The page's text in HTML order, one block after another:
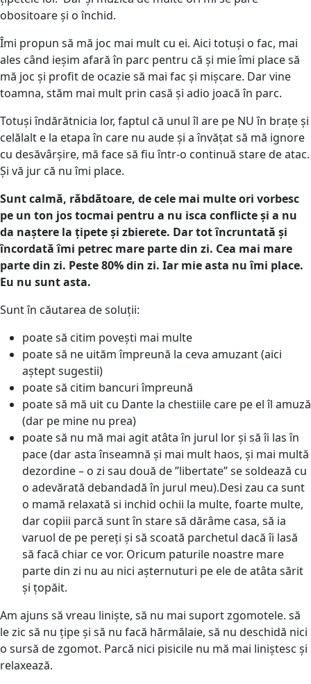
obositoare și o închid.
Îmi propun să mă joc mai mult cu ei. Aici totuși o fac, mai
ales când ieșim afară în parc pentru că și mie îmi place să
mă joc și profit de ocazie să mai fac și mișcare. Dar vine
toamna, stăm mai mult prin casă și adio joacă în parc.
Totuși îndărătnicia lor, faptul că unul îl are pe NU în brațe și
celălalt e la etapa în care nu aude și a învățat să mă ignore
cu desăvârșire, mă face să fiu într-o continuă stare de atac.
Și vă jur că nu îmi place.
Sunt calmă, răbdătoare, de cele mai multe ori vorbesc
pe un ton jos tocmai pentru a nu isca conflicte și a nu
da naștere la țipete și zbierete. Dar tot încruntată și
încordată îmi petrec mare parte din zi. Cea mai mare
parte din zi. Peste 80% din zi. Iar mie asta nu îmi place.
Eu nu sunt asta.
Sunt în căutarea de soluții:
poate să citim povești mai multe
poate să ne uităm împreună la ceva amuzant (aici
aștept sugestii)
poate să citim bancuri împreună
poate să mă uit cu Dante la chestiile care pe el îl amuză
(dar pe mine nu prea)
poate să nu mă mai agit atâta în jurul lor și să îi las în
pace (dar asta înseamnă și mai mult haos, și mai multă
dezordine – o zi sau două de ”libertate” se soldează cu
o adevărată debandadă în jurul meu).Desi zau ca sunt
o mamă relaxată si inchid ochii la multe, foarte multe,
dar copiii parcă sunt în stare să dărâme casa, să ia
varuol de pe pereți și să scoată parchetul dacă îi lasă
să facă chiar ce vor. Oricum paturile noastre mare
parte din zi nu au nici așternuturi pe ele de atâta sărit
și țopăit.
Am ajuns să vreau liniște, să nu mai suport zgomotele. să
le zic să nu țipe și să nu facă hărmălaie, să nu deschidă nici
o sursă de zgomot. Parcă nici pisicile nu mă mai liniștesc și
relaxează.